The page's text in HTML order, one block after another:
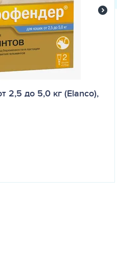
2,5 до 5,0 кг (Elanco),